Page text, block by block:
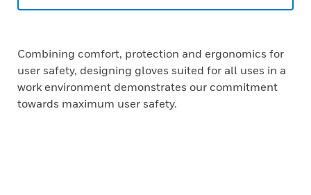
Combining comfort, protection and ergonomics for
user safety, designing gloves suited for all uses in a
work environment demonstrates our commitment
towards maximum user safety.